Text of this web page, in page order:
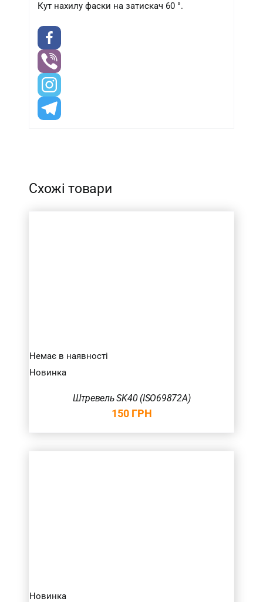
Кут нахилу фаски на затискач 60 °.
Схожі товари
Немає в наявності
Новинка
Штревель SK40 (ISO69872A)
150 ГРН
Новинка